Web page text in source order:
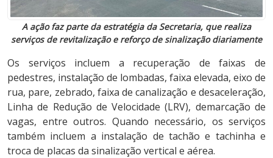
A ação faz parte da estratégia da Secretaria, que realiza
serviços de revitalização e reforço de sinalização diariamente
Os serviços incluem a recuperação de faixas de
pedestres, instalação de lombadas, faixa elevada, eixo de
rua, pare, zebrado, faixa de canalização e desaceleração,
Linha de Redução de Velocidade (LRV), demarcação de
vagas, entre outros. Quando necessário, os serviços
também incluem a instalação de tachão e tachinha e
troca de placas da sinalização vertical e aérea.